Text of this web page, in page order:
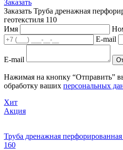
Заказать
Заказать Труба дренажная
геотекстиля 110
Имя
E-mail
E-mail
Нажимая на кнопку “Отправить”
обработку ваших персональных
Хит
Акция
Труба дренажная
160